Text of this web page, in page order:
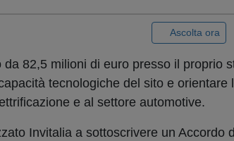
Ascolta ora
82,5 milioni di euro presso il proprio
tecnologiche del sito e orientare
e al settore automotive.
Invitalia a sottoscrivere un Accordo